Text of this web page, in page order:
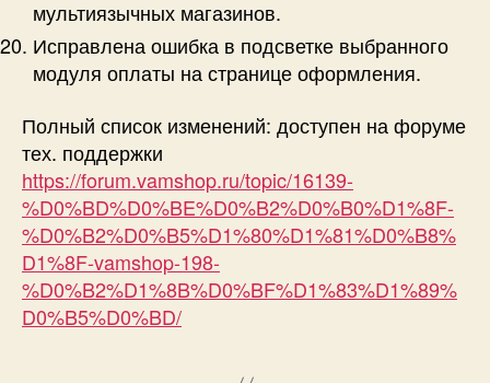
мультиязычных магазинов.
Исправлена ошибка в подсветке выбранного
модуля оплаты на странице оформления.
Полный список изменений: доступен на форуме
тех. поддержки
https://forum.vamshop.ru/topic/16139-
%D0%BD%D0%BE%D0%B2%D0%B0%D1%8F-
%D0%B2%D0%B5%D1%80%D1%81%D0%B8%
D1%8F-vamshop-198-
%D0%B2%D1%8B%D0%BF%D1%83%D1%89%
D0%B5%D0%BD/